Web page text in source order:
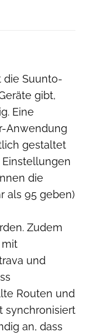
die Suunto-
gibt,
Eine
Anwendung
gestaltet
die
als 95 geben)
Zudem
mit
und
Routen und
synchronisiert
an, dass